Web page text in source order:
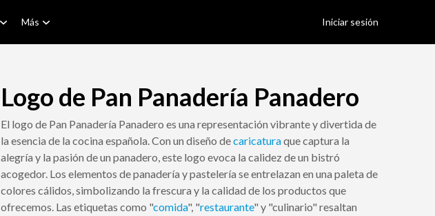
Más Iniciar sesión
Logo de Pan Panadería Panadero
El logo de Pan Panadería Panadero es una representación vibrante y divertida de
la esencia de la cocina española. Con un diseño decaricaturaque captura la
alegría y la pasión de un panadero, este logo evoca la calidez de un bistró
acogedor. Los elementos de panadería y pastelería se entrelazan en una paleta de
colores cálidos, simbolizando la frescura y la calidad de los productos que
ofrecemos. Las etiquetas como "comida", "restaurante" y "culinario" resaltan